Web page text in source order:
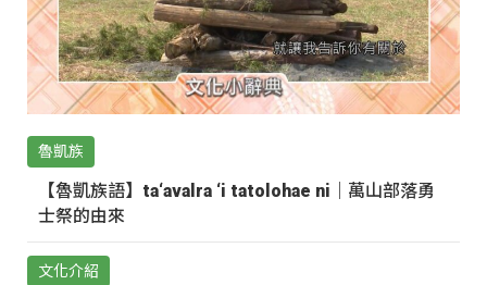
魯凱族
【魯凱族語】ta‘avalra ‘i tatolohae ni｜萬山部落勇
士祭的由來
文化介紹